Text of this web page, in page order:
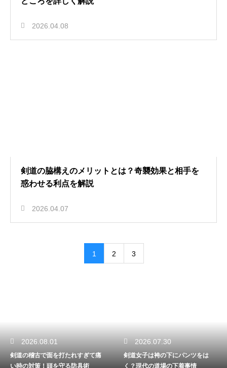
2026.04.08
剣道の脇構えのメリットとは？奇襲効果と相手を
惑わせる利点を解説
2026.04.07
1 2 3
2026.08.01
剣道の稽古で面を打たれすぎて痛
い時の対策！頭を守る防具術
2026.07.30
剣道女子は袴の下にパンツをは
く？現代の道場の下着事情